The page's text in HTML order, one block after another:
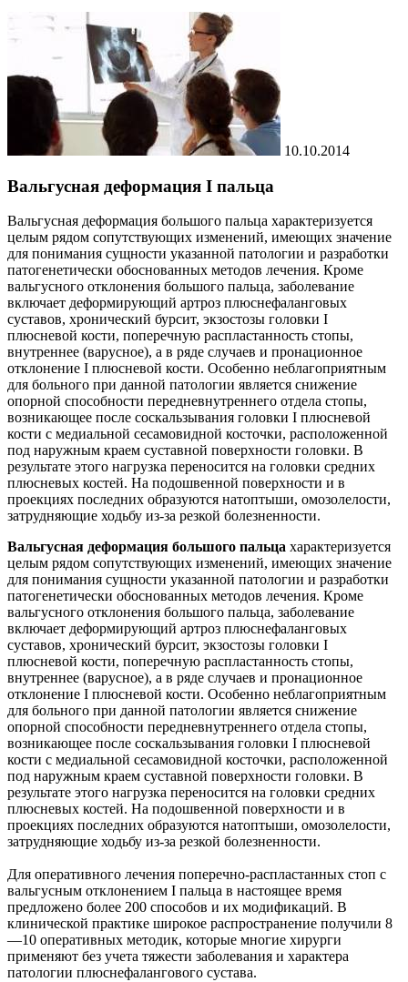
10.10.2014
Вальгусная деформация I пальца
Вальгусная деформация большого пальца характеризуется
целым рядом сопутствующих изменений, имеющих значение
для понимания сущности указанной патологии и разработки
патогенетически обоснованных методов лечения. Кроме
вальгусного отклонения большого пальца, заболевание
включает деформирующий артроз плюснефаланговых
суставов, хронический бурсит, экзостозы головки I
плюсневой кости, поперечную распластанность стопы,
внутреннее (варусное), а в ряде случаев и пронационное
отклонение I плюсневой кости. Особенно неблагоприятным
для больного при данной патологии является снижение
опорной способности передневнутреннего отдела стопы,
возникающее после соскальзывания головки I плюсневой
кости с медиальной сесамовидной косточки, расположенной
под наружным краем суставной поверхности головки. В
результате этого нагрузка переносится на головки средних
плюсневых костей. На подошвенной поверхности и в
проекциях последних образуются натоптыши, омозолелости,
затрудняющие ходьбу из-за резкой болезненности.
Вальгусная деформация большого пальца характеризуется
целым рядом сопутствующих изменений, имеющих значение
для понимания сущности указанной патологии и разработки
патогенетически обоснованных методов лечения. Кроме
вальгусного отклонения большого пальца, заболевание
включает деформирующий артроз плюснефаланговых
суставов, хронический бурсит, экзостозы головки I
плюсневой кости, поперечную распластанность стопы,
внутреннее (варусное), а в ряде случаев и пронационное
отклонение I плюсневой кости. Особенно неблагоприятным
для больного при данной патологии является снижение
опорной способности передневнутреннего отдела стопы,
возникающее после соскальзывания головки I плюсневой
кости с медиальной сесамовидной косточки, расположенной
под наружным краем суставной поверхности головки. В
результате этого нагрузка переносится на головки средних
плюсневых костей. На подошвенной поверхности и в
проекциях последних образуются натоптыши, омозолелости,
затрудняющие ходьбу из-за резкой болезненности.
Для оперативного лечения поперечно-распластанных стоп с
вальгусным отклонением I пальца в настоящее время
предложено более 200 способов и их модификаций. В
клинической практике широкое распространение получили 8
—10 оперативных методик, которые многие хирурги
применяют без учета тяжести заболевания и характера
патологии плюснефалангового сустава.